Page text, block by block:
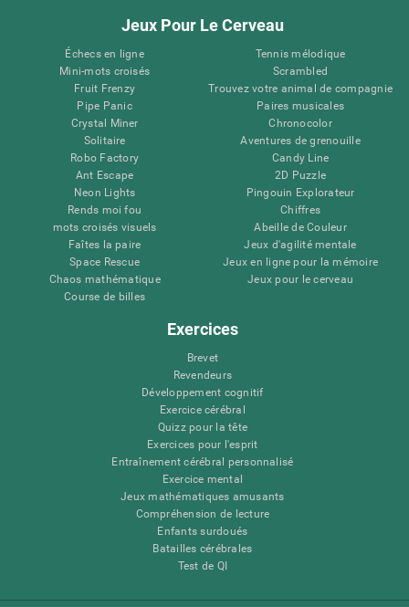
Jeux Pour Le Cerveau
Échecs en ligne
Mini-mots croisés
Fruit Frenzy
Pipe Panic
Crystal Miner
Solitaire
Robo Factory
Ant Escape
Neon Lights
Rends moi fou
mots croisés visuels
Faîtes la paire
Space Rescue
Chaos mathématique
Course de billes
Tennis mélodique
Scrambled
Trouvez votre animal de compagnie
Paires musicales
Chronocolor
Aventures de grenouille
Candy Line
2D Puzzle
Pingouin Explorateur
Chiffres
Abeille de Couleur
Jeux d'agilité mentale
Jeux en ligne pour la mémoire
Jeux pour le cerveau
Exercices
Brevet
Revendeurs
Développement cognitif
Exercice cérébral
Quizz pour la tête
Exercices pour l'esprit
Entraînement cérébral personnalisé
Exercice mental
Jeux mathématiques amusants
Compréhension de lecture
Enfants surdoués
Batailles cérébrales
Test de QI